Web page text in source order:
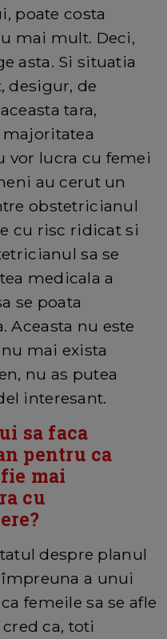
poate costa
mai mult. Deci,
asta. Si situatia
desigur, de
tara,
majoritatea
vor lucra cu femei
au cerut un
obstetricianul
cu risc ridicat si
sa se
medicala a
se poata
Aceasta nu este
mai exista
nu as putea
interesant.
sa faca
pentru ca
mai
cu
despre planul
a unui
femeile sa se afle
ca, toti